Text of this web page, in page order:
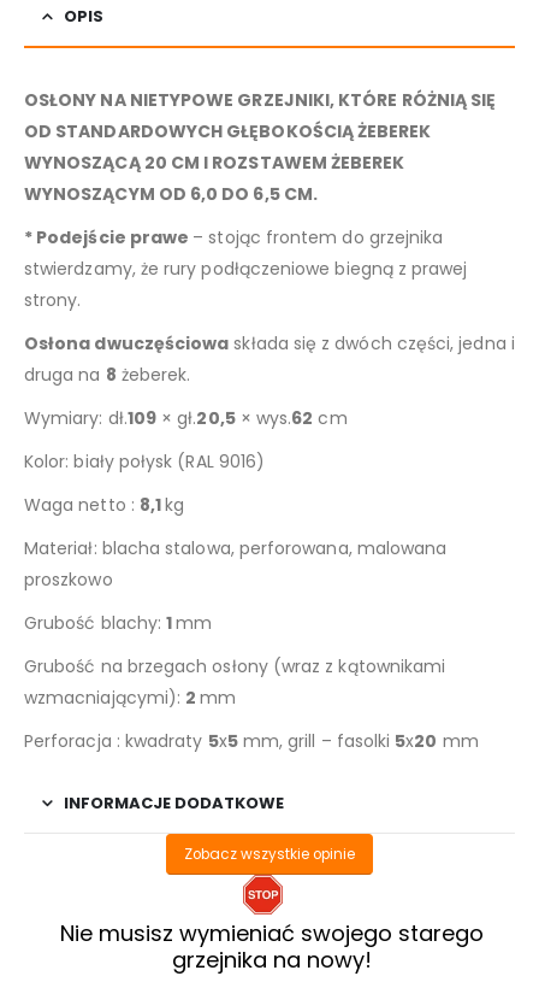
OPIS
OSŁONY NA NIETYPOWE GRZEJNIKI, KTÓRE RÓŻNIĄ SIĘ
OD STANDARDOWYCH GŁĘBOKOŚCIĄ ŻEBEREK
WYNOSZĄCĄ 20 CM I ROZSTAWEM ŻEBEREK
WYNOSZĄCYM OD 6,0 DO 6,5 CM.
* Podejście prawe – stojąc frontem do grzejnika
stwierdzamy, że rury podłączeniowe biegną z prawej
strony.
Osłona dwuczęściowa składa się z dwóch części, jedna i
druga na 8 żeberek.
Wymiary: dł.109 × gł.20,5× wys.62 cm
Kolor: biały połysk (RAL 9016)
Waga netto : 8,1kg
Materiał: blacha stalowa, perforowana, malowana
proszkowo
Grubość blachy:1mm
Grubość na brzegach osłony (wraz z kątownikami
wzmacniającymi): 2mm
Perforacja : kwadraty 5x5mm, grill – fasolki 5x20 mm
INFORMACJE DODATKOWE
Zobacz wszystkie opinie
Nie musisz wymieniać swojego starego
grzejnika na nowy!